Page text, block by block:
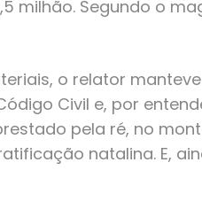
milhão. Segundo o
o relator
Civil e, por
pela ré, no
natalina. E,